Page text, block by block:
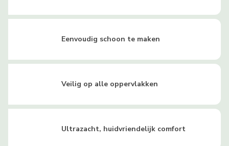
Eenvoudig schoon te maken
Veilig op alle oppervlakken
Ultrazacht, huidvriendelijk comfort